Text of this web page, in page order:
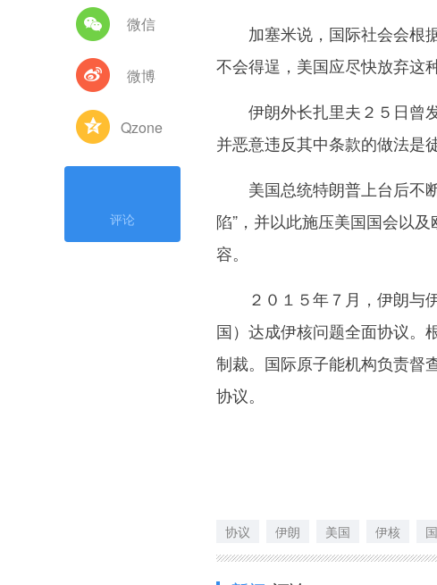
微信
微博
Qzone
评论
加塞米说，国际社会会根据
不会得逞，美国应尽快放弃这
伊朗外长扎里夫２５日曾发
并恶意违反其中条款的做法是
美国总统特朗普上台后不断
陷”，并以此施压美国国会以
容。
２０１５年７月，伊朗与伊
国）达成伊核问题全面协议。
制裁。国际原子能机构负责督
协议。
协议 伊朗 美国 伊核